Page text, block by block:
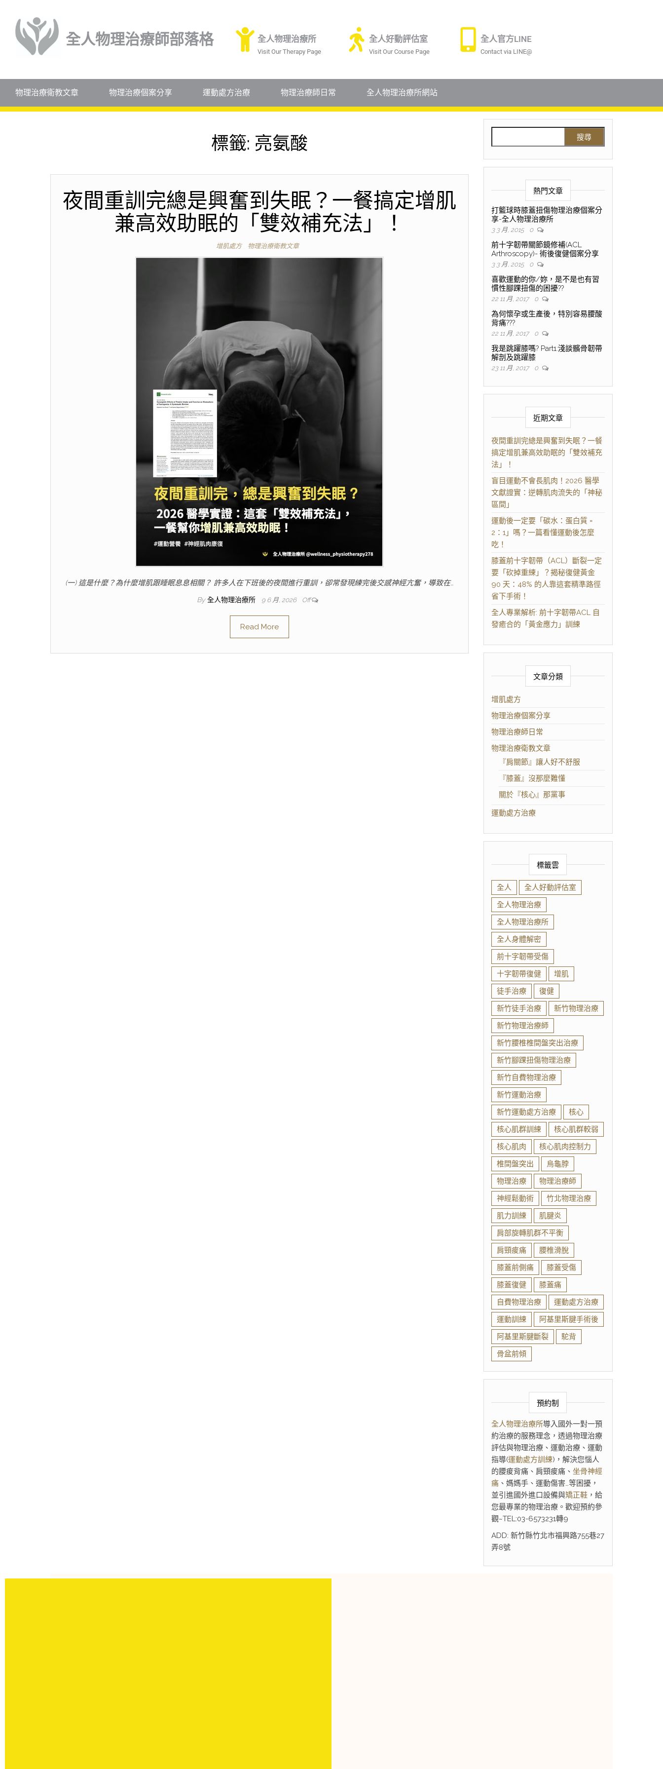
全人物理治療師部落格 全人物理治療所
Visit Our Therapy Page
全人好動評估室
Visit Our Course Page
全人官方LINE
Contact via LINE@
物理治療衛教文章 物理治療個案分享 運動處方治療 物理治療師日常 全人物理治療所網站
標籤: 亮氨酸
夜間重訓完總是興奮到失眠？一餐搞定增肌
兼高效助眠的「雙效補充法」！
增肌處方 物理治療衛教文章
(一) 這是什麼？為什麼增肌跟睡眠息息相關？ 許多人在下班後的夜間進行重訓，卻常發現練完後交感神經亢奮，導致在…
By 全人物理治療所 9 6 月, 2026 Off
Read More
熱門文章
打籃球時膝蓋扭傷物理治療個案分
享-全人物理治療所
3 3 月, 2015 0
前十字韌帶關節鏡修補(ACL
Arthroscopy)- 術後復健個案分享
3 3 月, 2015 0
喜歡運動的你/妳，是不是也有習
慣性腳踝扭傷的困擾??
22 11 月, 2017 0
為何懷孕或生產後，特別容易腰酸
背痛???
22 11 月, 2017 0
我是跳躍膝嗎? Part1:淺談髕骨韌帶
解剖及跳躍膝
23 11 月, 2017 0
近期文章
夜間重訓完總是興奮到失眠？一餐
搞定增肌兼高效助眠的「雙效補充
法」！
盲目運動不會長肌肉！2026 醫學
文獻證實：逆轉肌肉流失的「神秘
區間」
運動後一定要「碳水：蛋白質 =
2：1」嗎？一篇看懂運動後怎麼
吃！
膝蓋前十字韌帶（ACL）斷裂一定
要「砍掉重練」？揭秘復健黃金
90 天：48% 的人靠這套精準路徑
省下手術！
全人專業解析: 前十字韌帶ACL 自
發癒合的「黃金應力」訓練
文章分類
增肌處方
物理治療個案分享
物理治療師日常
物理治療衛教文章
『肩關節』讓人好不舒服
『膝蓋』沒那麼難懂
關於『核心』那黨事
運動處方治療
標籤雲
全人
全人好動評估室
全人物理治療
全人物理治療所
全人身體解密
前十字韌帶受傷
十字韌帶復健
增肌
徒手治療
復健
新竹徒手治療
新竹物理治療
新竹物理治療師
新竹腰椎椎間盤突出治療
新竹腳踝扭傷物理治療
新竹自費物理治療
新竹運動治療
新竹運動處方治療
核心
核心肌群訓練
核心肌群較弱
核心肌肉
核心肌肉控制力
椎間盤突出
烏龜脖
物理治療
物理治療師
神經鬆動術
竹北物理治療
肌力訓練
肌腱炎
肩部旋轉肌群不平衡
肩頸痠痛
腰椎滑脫
膝蓋前側痛
膝蓋受傷
膝蓋復健
膝蓋痛
自費物理治療
運動處方治療
運動訓練
阿基里斯腱手術後
阿基里斯腱斷裂
駝背
骨盆前傾
預約制
全人物理治療所導入國外一對一預
約治療的服務理念，透過物理治療
評估與物理治療、運動治療、運動
指導(運動處方訓練)，解決您惱人
的腰痠背痛、肩頸痠痛、 坐骨神經
痛、媽媽手、運動傷害…等困擾，
並引進國外進口設備與矯正鞋，給
您最專業的物理治療。歡迎預約參
觀~TEL:03-6573231轉9
ADD: 新竹縣竹北市福興路755巷27
弄8號